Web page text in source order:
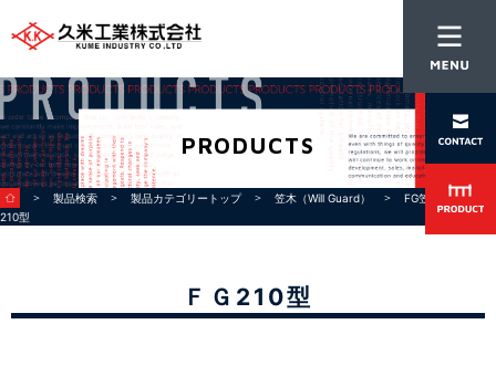
PRODUCTS
＞ 製品検索 ＞ 製品カテゴリートップ＞ 笠木（Will Guard） ＞ FG笠木
＞ ＦＧ
210型
ＦＧ210型